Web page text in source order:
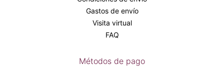
Gastos de envío
Visita virtual
FAQ
Métodos de pago